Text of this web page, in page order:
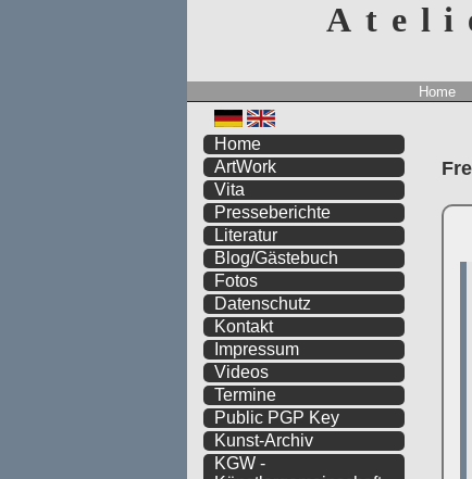
Home
Home
ArtWork
Vita
Presseberichte
Literatur
Blog/Gästebuch
Fotos
Datenschutz
Kontakt
Impressum
Videos
Termine
Public PGP Key
Kunst-Archiv
KGW -